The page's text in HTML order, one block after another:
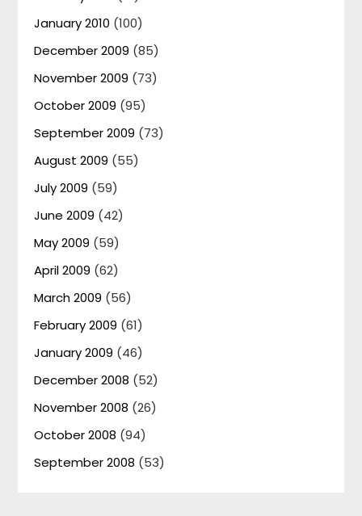
January 2010 (100)
December 2009 (85)
November 2009 (73)
October 2009 (95)
September 2009 (73)
August 2009 (55)
July 2009 (59)
June 2009 (42)
May 2009 (59)
April 2009 (62)
March 2009 (56)
February 2009 (61)
January 2009 (46)
December 2008 (52)
November 2008 (26)
October 2008 (94)
September 2008 (53)